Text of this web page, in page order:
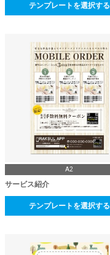
テンプレートを選択する
A2
サービス紹介
テンプレートを選択する